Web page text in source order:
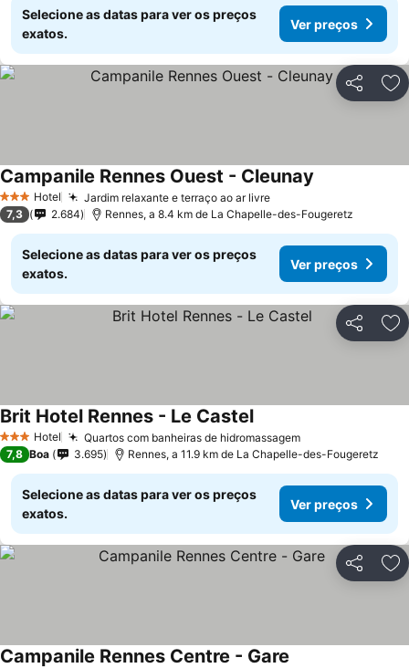
Selecione as datas para ver os preços
exatos.
Ver preços
Partilhar
3 EstrelasHotel Jardim relaxante e terraço ao ar livreVer preços
Campanile Rennes Ouest - Cleunay
7,3 2.684 Rennes, a 8.4 km de La Chapelle-des-Fougeretz
Selecione as datas para ver os preços
exatos.
Ver preços
Partilhar
3 EstrelasHotel Quartos com banheiras de hidromassagemVer preços
Brit Hotel Rennes - Le CastelVer preços
7,8 Boa 3.695 Rennes, a 11.9 km de La Chapelle-des-Fougeretz
Selecione as datas para ver os preços
exatos.
Ver preços
Partilhar
Campanile Rennes Centre - Gare